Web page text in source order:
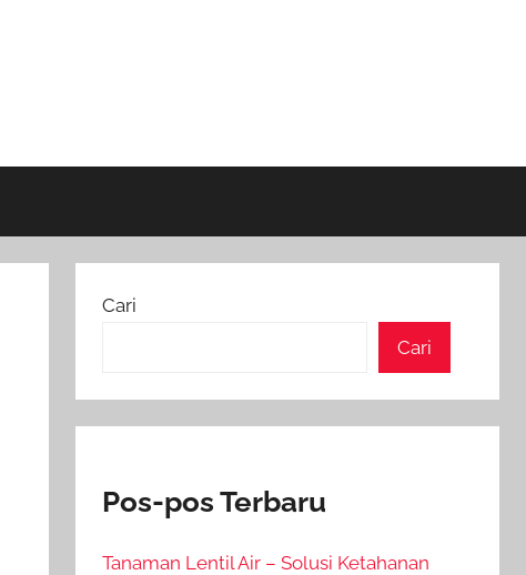
Cari
Cari
Pos-pos Terbaru
Tanaman Lentil Air – Solusi Ketahanan